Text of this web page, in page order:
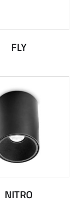
FLY
NITRO